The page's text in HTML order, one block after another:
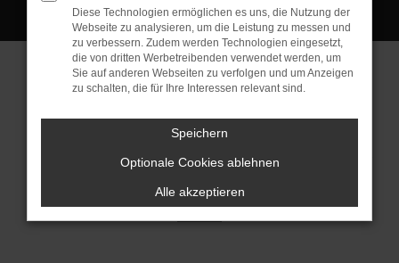
Cookie Einstellungen
© 2026 Jakob Trading GmbH | Neustädter Straße 1 | DE-08223
Neustadt/Vogtland | fj@jakob-trading.com | Webdesign by audaris.de
Diese Technologien ermöglichen es uns, die Nutzung der
Webseite zu analysieren, um die Leistung zu messen und
zu verbessern. Zudem werden Technologien eingesetzt,
die von dritten Werbetreibenden verwendet werden, um
Sie auf anderen Webseiten zu verfolgen und um Anzeigen
zu schalten, die für Ihre Interessen relevant sind.
Speichern
Optionale Cookies ablehnen
Alle akzeptieren